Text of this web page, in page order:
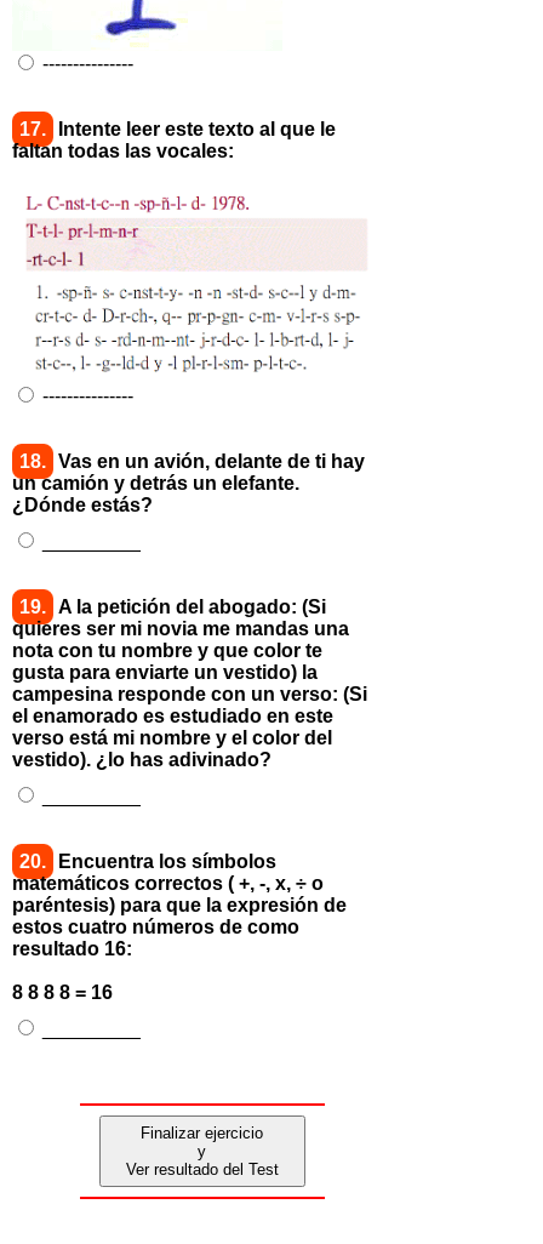
---------------
17.
Intente leer este texto al que le
faltan todas las vocales:
---------------
18. Vas en un avión, delante de ti hay
un camión y detrás un elefante.
¿Dónde estás?
19. A la petición del abogado: (Si
quieres ser mi novia me mandas una
nota con tu nombre y que color te
gusta para enviarte un vestido) la
campesina responde con un verso: (Si
el enamorado es estudiado en este
verso está mi nombre y el color del
vestido). ¿lo has adivinado?
20.
Encuentra los símbolos
matemáticos correctos ( +, -, x, ÷ o
paréntesis) para que la expresión de
estos cuatro números de como
resultado 16:
8 8 8 8 = 16
Finalizar ejercicio
y
Ver resultado del Test